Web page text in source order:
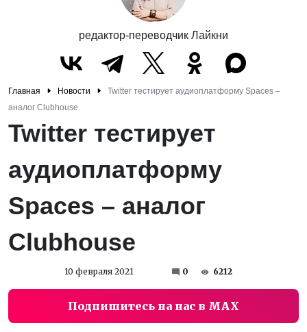
редактор-переводчик Лайкни
Главная Новости
Twitter тестирует аудиоплатформу Spaces –
аналог Clubhouse
Twitter тестирует
аудиоплатформу
Spaces – аналог
Clubhouse
10 февраля 2021 0 6212
Подпишитесь на нас в MAX